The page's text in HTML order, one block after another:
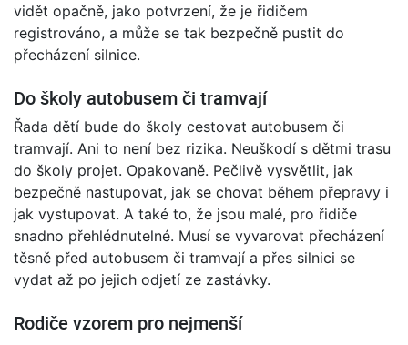
vidět opačně, jako potvrzení, že je řidičem
registrováno, a může se tak bezpečně pustit do
přecházení silnice.
Do školy autobusem či tramvají
Řada dětí bude do školy cestovat autobusem či
tramvají. Ani to není bez rizika. Neuškodí s dětmi trasu
do školy projet. Opakovaně. Pečlivě vysvětlit, jak
bezpečně nastupovat, jak se chovat během přepravy i
jak vystupovat. A také to, že jsou malé, pro řidiče
snadno přehlédnutelné. Musí se vyvarovat přecházení
těsně před autobusem či tramvají a přes silnici se
vydat až po jejich odjetí ze zastávky.
Rodiče vzorem pro nejmenší